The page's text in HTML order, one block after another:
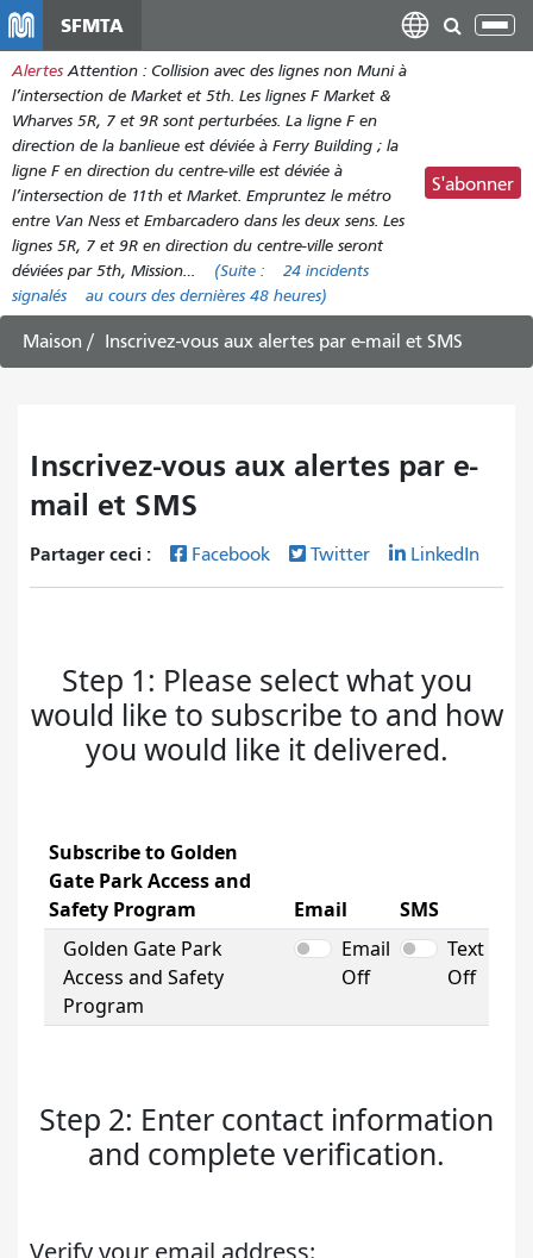
contenu
principal
SFMTA
Alertes Attention : Collision avec des lignes non Muni à
l’intersection de Market et 5th. Les lignes F Market &
Wharves 5R, 7 et 9R sont perturbées. La ligne F en
direction de la banlieue est déviée à Ferry Building ; la
ligne F en direction du centre-ville est déviée à
l’intersection de 11th et Market. Empruntez le métro
entre Van Ness et Embarcadero dans les deux sens. Les
lignes 5R, 7 et 9R en direction du centre-ville seront
déviées par 5th, Mission…
(Suite :
24 incidents
signalés
au cours des dernières 48 heures)
S'abonner
Maison Inscrivez-vous aux alertes par e-mail et SMS
Inscrivez-vous aux alertes par e-
mail et SMS
Partager ceci : Facebook Twitter LinkedIn